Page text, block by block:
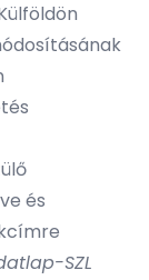
és
SZL